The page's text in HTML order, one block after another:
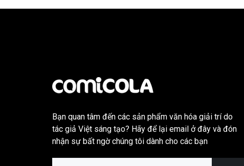
Bạn quan tâm đến các sản phẩm văn hóa giải trí do
tác giả Việt sáng tạo? Hãy để lại email ở đây và đón
nhận sự bất ngờ chúng tôi dành cho các bạn